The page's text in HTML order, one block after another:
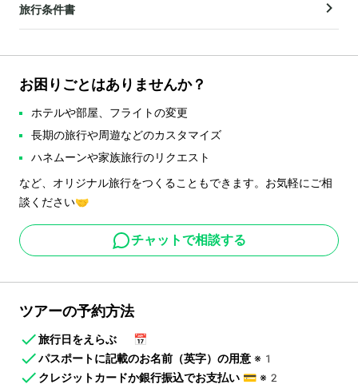
旅行条件書
お困りごとはありませんか？
ホテルや部屋、フライトの変更
長期の旅行や周遊などのカスタマイズ
ハネムーンや家族旅行のリクエスト
など、オリジナル旅行をつくることもできます。お気軽にご相
談ください🤝
チャットで相談する
ツアーの予約方法
旅行日をえらぶ
📅
パスポートに記載のお名前（英字）の用意 ※1
クレジットカードか銀行振込でお支払い 💳 ※2